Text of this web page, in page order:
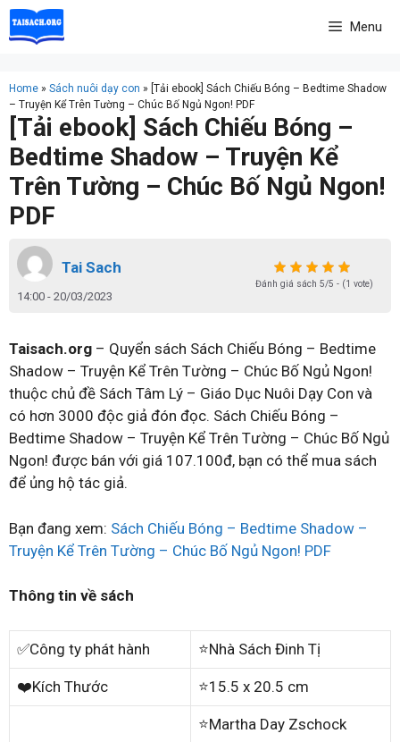
Skip
to
Menu
Home » Sách nuôi dạy con » [Tải ebook] Sách Chiếu Bóng – Bedtime Shadow
– Truyện Kể Trên Tường – Chúc Bố Ngủ Ngon! PDF
[Tải ebook] Sách Chiếu Bóng –
Bedtime Shadow – Truyện Kể
Trên Tường – Chúc Bố Ngủ Ngon!
PDF
Tai Sach
14:00 - 20/03/2023
Đánh giá sách 5/5 - (1 vote)
Taisach.org – Quyển sách Sách Chiếu Bóng – Bedtime
Shadow – Truyện Kể Trên Tường – Chúc Bố Ngủ Ngon!
thuộc chủ đề Sách Tâm Lý – Giáo Dục Nuôi Dạy Con và
có hơn 3000 độc giả đón đọc. Sách Chiếu Bóng –
Bedtime Shadow – Truyện Kể Trên Tường – Chúc Bố Ngủ
Ngon! được bán với giá 107.100đ, bạn có thể mua sách
để ủng hộ tác giả.
Bạn đang xem: Sách Chiếu Bóng – Bedtime Shadow –
Truyện Kể Trên Tường – Chúc Bố Ngủ Ngon! PDF
Thông tin về sách
✅Công ty phát hành ⭐Nhà Sách Đinh Tị
❤️Kích Thước ⭐15.5 x 20.5 cm
⭐Martha Day Zschock